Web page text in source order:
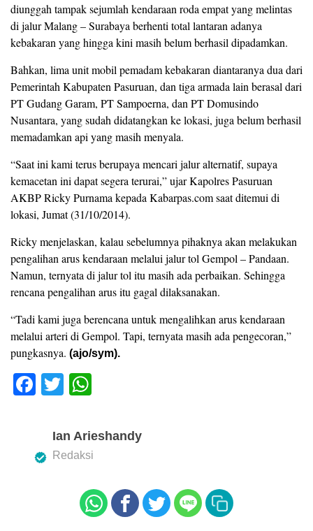
diunggah tampak sejumlah kendaraan roda empat yang melintas
di jalur Malang – Surabaya berhenti total lantaran adanya
kebakaran yang hingga kini masih belum berhasil dipadamkan.
Bahkan, lima unit mobil pemadam kebakaran diantaranya dua dari
Pemerintah Kabupaten Pasuruan, dan tiga armada lain berasal dari
PT Gudang Garam, PT Sampoerna, dan PT Domusindo
Nusantara, yang sudah didatangkan ke lokasi, juga belum berhasil
memadamkan api yang masih menyala.
“Saat ini kami terus berupaya mencari jalur alternatif, supaya
kemacetan ini dapat segera terurai,” ujar Kapolres Pasuruan
AKBP Ricky Purnama kepada Kabarpas.com saat ditemui di
lokasi, Jumat (31/10/2014).
Ricky menjelaskan, kalau sebelumnya pihaknya akan melakukan
pengalihan arus kendaraan melalui jalur tol Gempol – Pandaan.
Namun, ternyata di jalur tol itu masih ada perbaikan. Sehingga
rencana pengalihan arus itu gagal dilaksanakan.
“Tadi kami juga berencana untuk mengalihkan arus kendaraan
melalui arteri di Gempol. Tapi, ternyata masih ada pengecoran,”
pungkasnya. (ajo/sym).
F
e
T
tt
er
at
s
p
p
Ian Arieshandy
Redaksi